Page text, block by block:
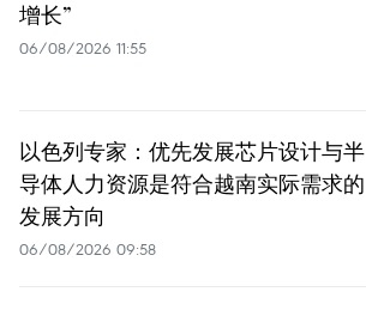
增长”
06/08/2026 11:55
以色列专家：优先发展芯片设计与半
导体人力资源是符合越南实际需求的
发展方向
06/08/2026 09:58